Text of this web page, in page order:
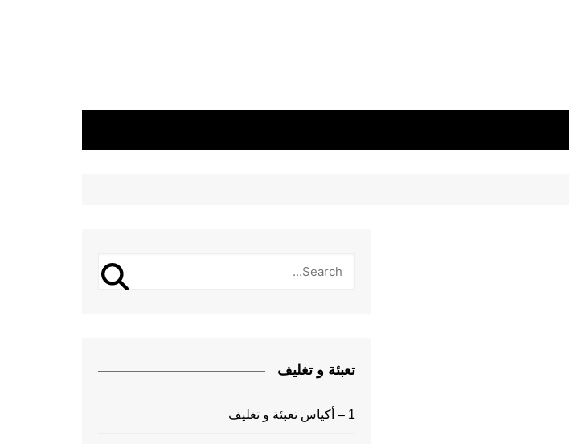
تعبئة و تغليف
1 – أكياس تعبئة و تغليف